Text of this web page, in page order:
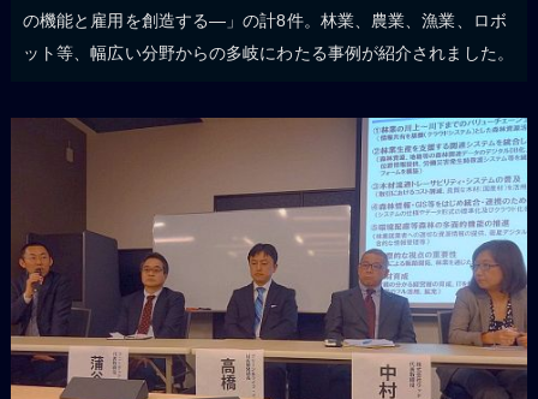
の機能と雇用を創造する—」の計8件。林業、農業、漁業、ロボ
ット等、幅広い分野からの多岐にわたる事例が紹介されました。